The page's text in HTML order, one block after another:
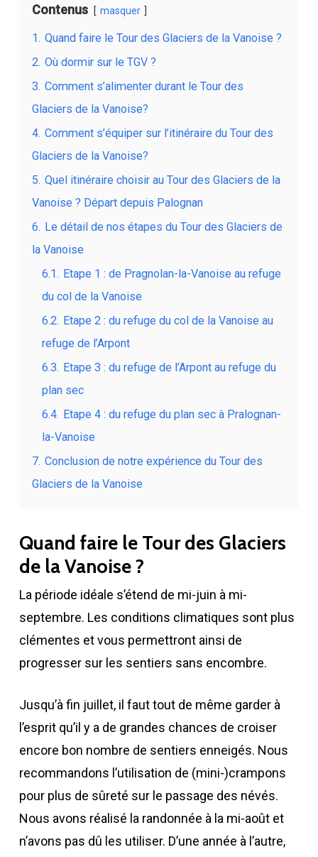
Contenus masquer
1. Quand faire le Tour des Glaciers de la Vanoise ?
2. Où dormir sur le TGV ?
3. Comment s’alimenter durant le Tour des
Glaciers de la Vanoise?
4. Comment s’équiper sur l’itinéraire du Tour des
Glaciers de la Vanoise?
5. Quel itinéraire choisir au Tour des Glaciers de la
Vanoise ? Départ depuis Palognan
6. Le détail de nos étapes du Tour des Glaciers de
la Vanoise
6.1. Etape 1 : de Pragnolan-la-Vanoise au refuge
du col de la Vanoise
6.2. Etape 2 : du refuge du col de la Vanoise au
refuge de l’Arpont
6.3. Etape 3 : du refuge de l’Arpont au refuge du
plan sec
6.4. Etape 4 : du refuge du plan sec à Pralognan-
la-Vanoise
7. Conclusion de notre expérience du Tour des
Glaciers de la Vanoise
Quand faire le Tour des Glaciers
de la Vanoise ?
La période idéale s’étend de mi-juin à mi-
septembre. Les conditions climatiques sont plus
clémentes et vous permettront ainsi de
progresser sur les sentiers sans encombre.
Jusqu’à fin juillet, il faut tout de même garder à
l’esprit qu’il y a de grandes chances de croiser
encore bon nombre de sentiers enneigés. Nous
recommandons l’utilisation de (mini-)crampons
pour plus de sûreté sur le passage des névés.
Nous avons réalisé la randonnée à la mi-août et
n’avons pas dû les utiliser. D’une année à l’autre,